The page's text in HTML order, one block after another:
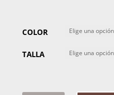
COLOR
TALLA